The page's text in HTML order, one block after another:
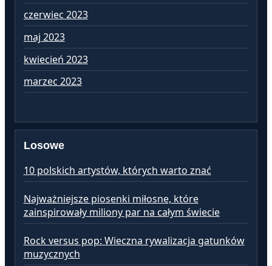
czerwiec 2023
maj 2023
kwiecień 2023
marzec 2023
Losowe
10 polskich artystów, których warto znać
Najważniejsze piosenki miłosne, które
zainspirowały miliony par na całym świecie
Rock versus pop: Wieczna rywalizacja gatunków
muzycznych